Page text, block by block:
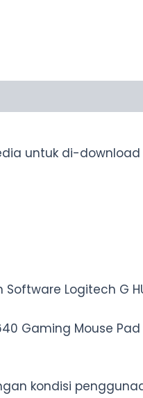
untuk di-
Logitech G
Gaming Mouse Pad
kondisi